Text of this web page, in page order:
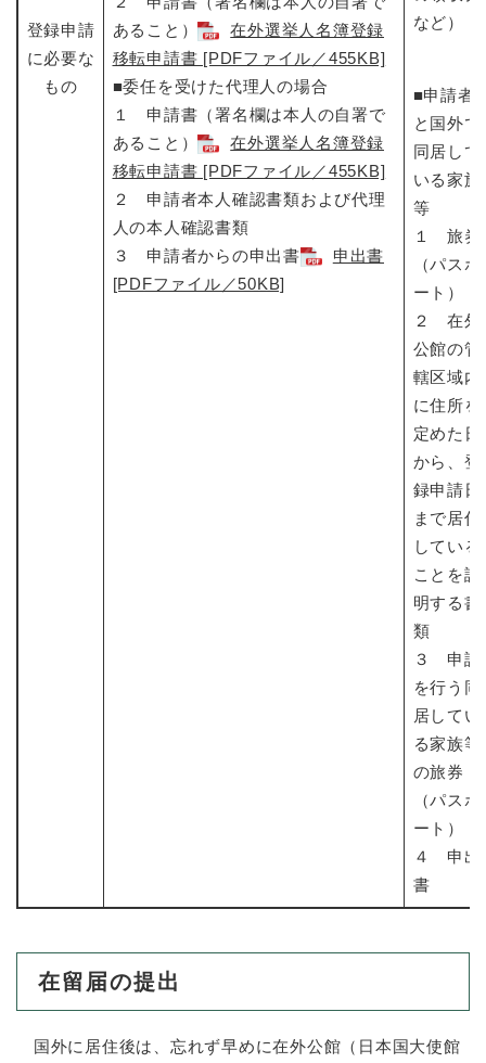
登録申請
に必要な
もの
あること）
在外選挙人名簿登録
移転申請書 [PDFファイル／455KB]
■委任を受けた代理人の場合
１ 申請書（署名欄は本人の自署で
あること）
在外選挙人名簿登録
移転申請書 [PDFファイル／455KB]
２ 申請者本人確認書類および代理
人の本人確認書類
３ 申請者からの申出書
申出書
[PDFファイル／50KB]
など）
■申請者
と国外で
同居して
いる家族
等
１ 旅券
（パスポ
ート）
２ 在外
公館の管
轄区域内
に住所を
定めた日
から、登
録申請日
まで居住
している
ことを証
明する書
類
３ 申請
を行う同
居してい
る家族等
の旅券
（パスポ
ート）
４ 申出
書
在留届の提出
国外に居住後は、忘れず早めに在外公館（日本国大使館